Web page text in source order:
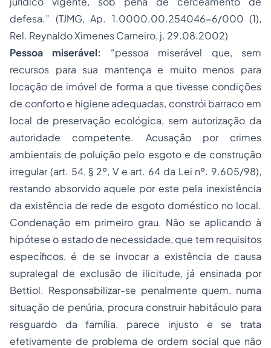
defesa.” (TJMG, Ap. 1.0000.00.254046-6/000 (1),
Rel. Reynaldo Ximenes Carneiro, j. 29.08.2002)
Pessoa miserável: “pessoa miserável que, sem
recursos para sua mantença e muito menos para
locação de imóvel de forma a que tivesse condições
de conforto e higiene adequadas, constrói barraco em
local de preservação ecológica, sem autorização da
autoridade competente. Acusação por crimes
ambientais de poluição pelo esgoto e de construção
irregular (art. 54, § 2º, Ve art. 64 da Lei nº. 9.605/98),
restando absorvido aquele por este pela inexistência
da existência de rede de esgoto doméstico no local.
Condenação em primeiro grau. Não se aplicando à
hipótese o estado de necessidade, que tem requisitos
específicos, é de se invocar a existência de causa
supralegal de exclusão de ilicitude, já ensinada por
Bettiol. Responsabilizar-se penalmente quem, numa
situação de penúria, procura construir habitáculo para
resguardo da família, parece injusto e se trata
efetivamente de problema de ordem social que não